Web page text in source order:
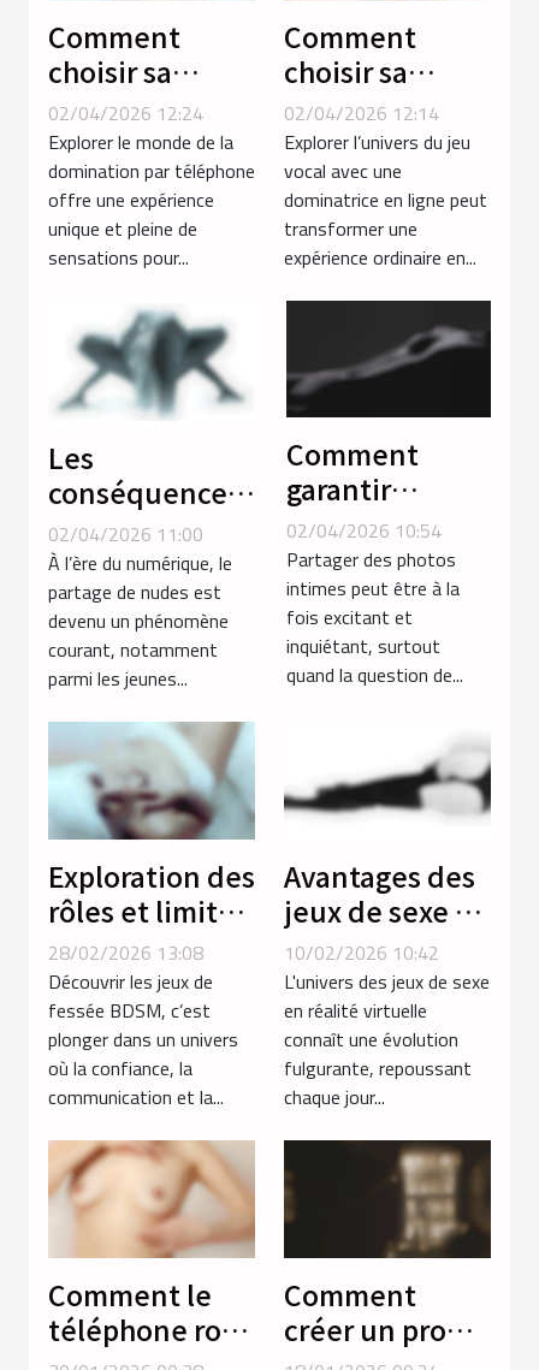
Comment
choisir sa
séance de
domination par
téléphone
pour une
expérience
intense ?
02/04/2026 12:24
Explorer le monde de la
domination par téléphone
offre une expérience
unique et pleine de
sensations pour...
Comment
choisir sa
dominatrice en
ligne pour un
jeu vocal
inoubliable ?
02/04/2026 12:14
Explorer l’univers du jeu
vocal avec une
dominatrice en ligne peut
transformer une
expérience ordinaire en...
Les
conséquences
psychologiques
du partage de
nudes
02/04/2026 11:00
À l’ère du numérique, le
partage de nudes est
devenu un phénomène
courant, notamment
parmi les jeunes...
Comment
garantir
l'anonymat en
partageant des
photos intimes
?
02/04/2026 10:54
Partager des photos
intimes peut être à la
fois excitant et
inquiétant, surtout
quand la question de...
Exploration des
rôles et limites
dans les jeux
de fessée
BDSM
28/02/2026 13:08
Découvrir les jeux de
fessée BDSM, c’est
plonger dans un univers
où la confiance, la
communication et la...
Avantages des
jeux de sexe en
réalité
virtuelle sur
les plateformes
traditionnelles
10/02/2026 10:42
L'univers des jeux de sexe
en réalité virtuelle
connaît une évolution
fulgurante, repoussant
chaque jour...
Comment le
téléphone rose
Comment
créer un profil